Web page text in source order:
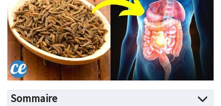
Sommaire